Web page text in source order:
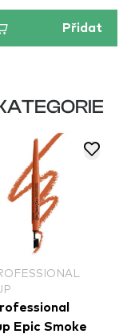
Přidat
Epic Smoke